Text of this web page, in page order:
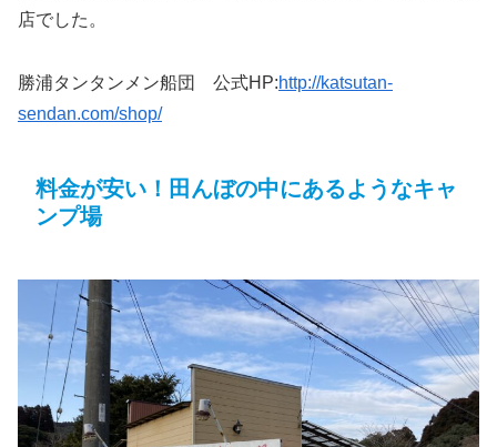
店でした。
勝浦タンタンメン船団 公式HP:http://katsutan-
sendan.com/shop/
料金が安い！田んぼの中にあるようなキャ
ンプ場